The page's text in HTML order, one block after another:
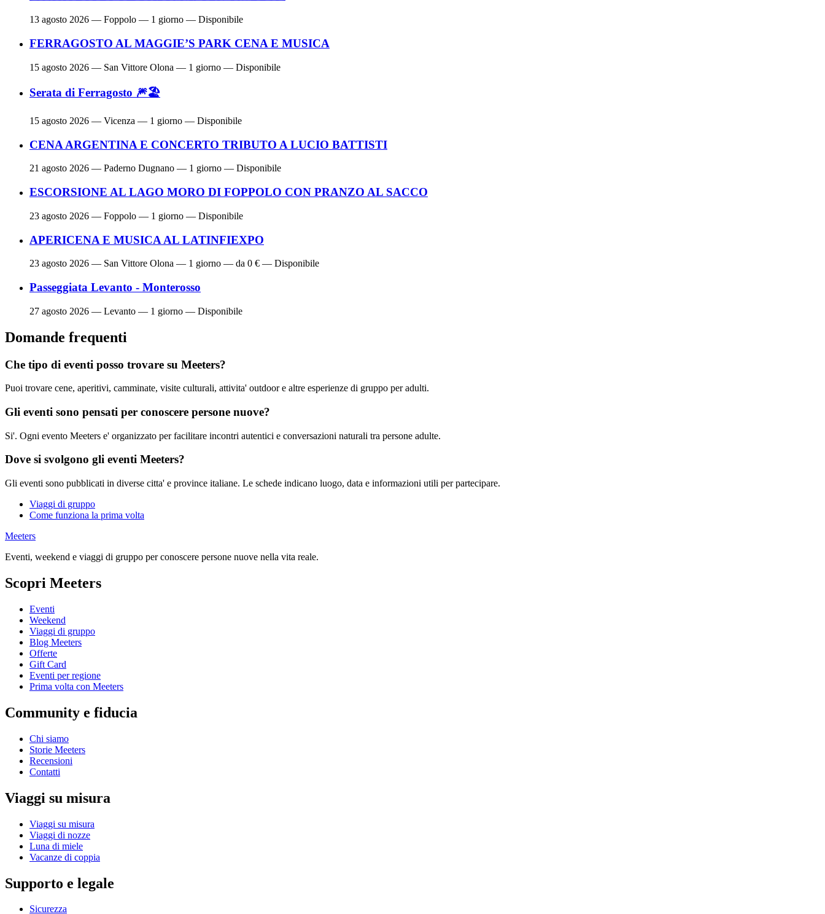
13 agosto 2026 — Foppolo — 1 giorno — Disponibile
FERRAGOSTO AL MAGGIE’S PARK CENA E MUSICA
15 agosto 2026 — San Vittore Olona — 1 giorno — Disponibile
Serata di Ferragosto 🎆🏖
15 agosto 2026 — Vicenza — 1 giorno — Disponibile
CENA ARGENTINA E CONCERTO TRIBUTO A LUCIO BATTISTI
21 agosto 2026 — Paderno Dugnano — 1 giorno — Disponibile
ESCORSIONE AL LAGO MORO DI FOPPOLO CON PRANZO AL SACCO
23 agosto 2026 — Foppolo — 1 giorno — Disponibile
APERICENA E MUSICA AL LATINFIEXPO
23 agosto 2026 — San Vittore Olona — 1 giorno — da 0 € — Disponibile
Passeggiata Levanto - Monterosso
27 agosto 2026 — Levanto — 1 giorno — Disponibile
Domande frequenti
Che tipo di eventi posso trovare su Meeters?
Puoi trovare cene, aperitivi, camminate, visite culturali, attivita' outdoor e altre esperienze di gruppo per adulti.
Gli eventi sono pensati per conoscere persone nuove?
Si'. Ogni evento Meeters e' organizzato per facilitare incontri autentici e conversazioni naturali tra persone adulte.
Dove si svolgono gli eventi Meeters?
Gli eventi sono pubblicati in diverse citta' e province italiane. Le schede indicano luogo, data e informazioni utili per partecipare.
Viaggi di gruppo
Come funziona la prima volta
Meeters
Eventi, weekend e viaggi di gruppo per conoscere persone nuove nella vita reale.
Scopri Meeters
Eventi
Weekend
Viaggi di gruppo
Blog Meeters
Offerte
Gift Card
Eventi per regione
Prima volta con Meeters
Community e fiducia
Chi siamo
Storie Meeters
Recensioni
Contatti
Viaggi su misura
Viaggi su misura
Viaggi di nozze
Luna di miele
Vacanze di coppia
Supporto e legale
Sicurezza